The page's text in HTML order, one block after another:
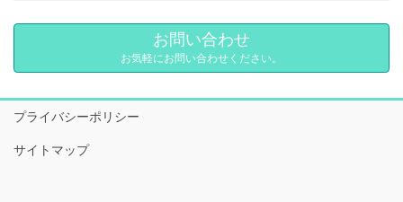
お問い合わせ
お気軽にお問い合わせください。
プライバシーポリシー
サイトマップ